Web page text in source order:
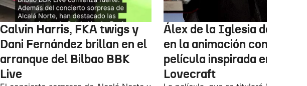
Calvin Harris, FKA twigs y
Dani Fernández brillan en el
arranque del Bilbao BBK
Live
Álex de la Iglesia debutará
en la animación con una
película inspirada en
Lovecraft